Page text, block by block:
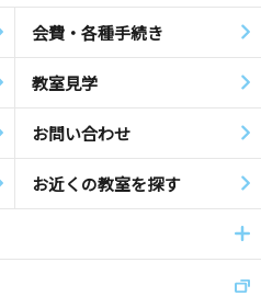
会費・各種手続き
教室見学
お問い合わせ
お近くの教室を探す